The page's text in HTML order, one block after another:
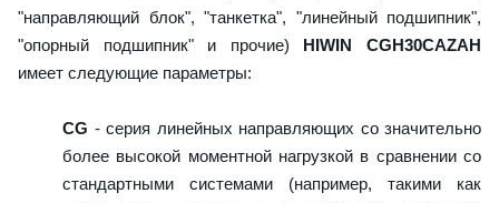
"направляющий блок", "танкетка", "линейный подшипник",
"опорный подшипник" и прочие) HIWIN CGH30CAZAH
имеет следующие параметры:
CG - серия линейных направляющих со значительно
более высокой моментной нагрузкой в сравнении со
стандартными системами (например, такими как